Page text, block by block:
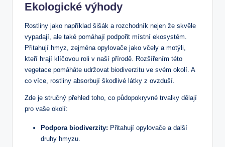
Ekologické výhody
Rostliny jako například šišák a rozchodník nejen že skvěle
vypadají, ale také pomáhají podpořit místní ekosystém.
Přitahují hmyz, zejména opylovače jako včely a motýli,
kteří hrají klíčovou roli v naší přírodě. Rozšířením této
vegetace pomáháte udržovat biodiverzitu ve svém okolí. A
co více, rostliny absorbují škodlivé látky z ovzduší.
Zde je stručný přehled toho, co půdopokryvné trvalky dělají
pro vaše okolí:
Podpora biodiverzity: Přitahují opylovače a další
druhy hmyzu.